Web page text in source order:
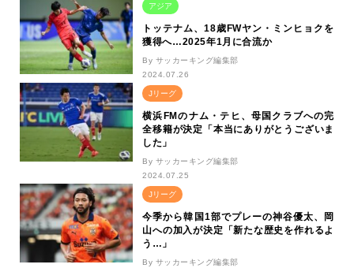
アジア
トッテナム、18歳FWヤン・ミンヒョクを
獲得へ…2025年1月に合流か
By サッカーキング編集部
2024.07.26
Jリーグ
横浜FMのナム・テヒ、母国クラブへの完
全移籍が決定「本当にありがとうございま
した」
By サッカーキング編集部
2024.07.25
Jリーグ
今季から韓国1部でプレーの神谷優太、岡
山への加入が決定「新たな歴史を作れるよ
う…」
By サッカーキング編集部